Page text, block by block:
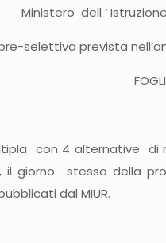
Ministero dell ‘
selettiva prevista
con 4 alternative di
il giorno stesso
dal MIUR.